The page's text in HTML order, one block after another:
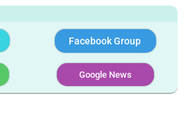
Facebook Group
Google News